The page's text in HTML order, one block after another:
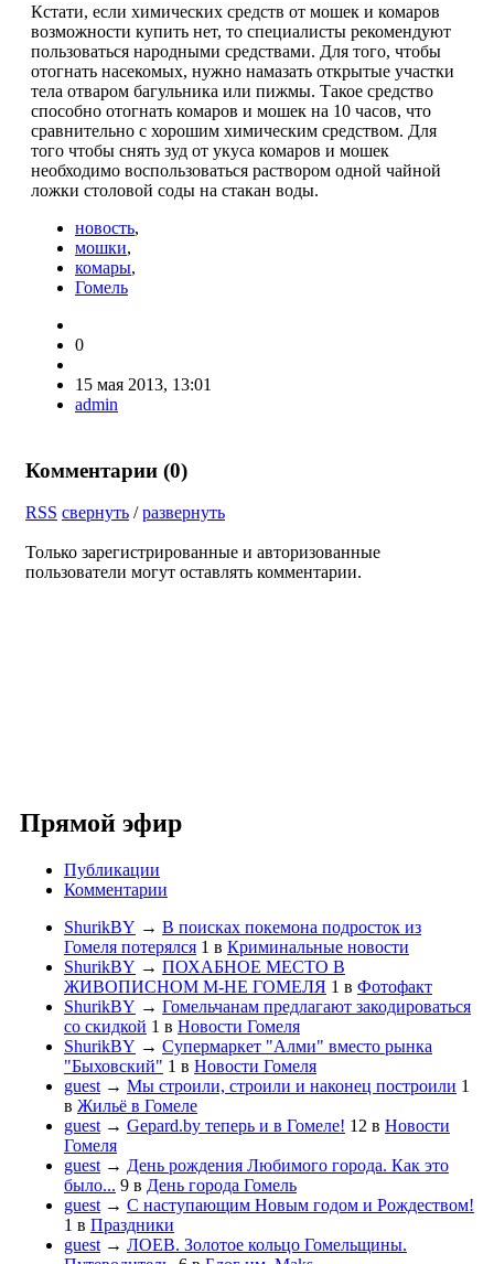
Кстати, если химических средств от мошек и комаров
возможности купить нет, то специалисты рекомендуют
пользоваться народными средствами. Для того, чтобы
отогнать насекомых, нужно намазать открытые участки
тела отваром багульника или пижмы. Такое средство
способно отогнать комаров и мошек на 10 часов, что
сравнительно с хорошим химическим средством. Для
того чтобы снять зуд от укуса комаров и мошек
необходимо воспользоваться раствором одной чайной
ложки столовой соды на стакан воды.
новость,
мошки,
комары,
Гомель
0
15 мая 2013, 13:01
admin
Комментарии (0)
RSS свернуть /развернуть
Только зарегистрированные и авторизованные
пользователи могут оставлять комментарии.
Прямой эфир
Публикации
Комментарии
ShurikBY → В поисках покемона подросток из
Гомеля потерялся 1 в Криминальные новости
ShurikBY → ПОХАБНОЕ МЕСТО В
ЖИВОПИСНОМ М-НЕ ГОМЕЛЯ 1 в Фотофакт
ShurikBY → Гомельчанам предлагают закодироваться
со скидкой 1 в Новости Гомеля
ShurikBY → Супермаркет "Алми" вместо рынка
"Быховский" 1 в Новости Гомеля
guest → Мы строили, строили и наконец построили 1
в Жильё в Гомеле
guest → Gepard.by теперь и в Гомеле! 12 в Новости
Гомеля
guest → День рождения Любимого города. Как это
было... 9 в День города Гомель
guest → С наступающим Новым годом и Рождеством!
1 в Праздники
guest → ЛОЕВ. Золотое кольцо Гомельщины.